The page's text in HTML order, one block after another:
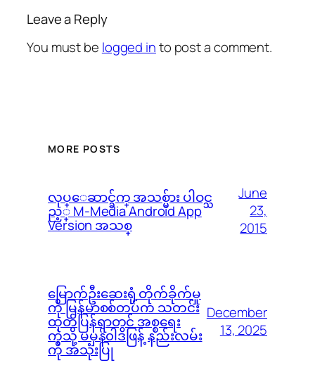
Leave a Reply
You must be logged into post a comment.
MORE POSTS
လုပ္ေဆာင္ခ်က္ အသစ္မ်ား ပါဝင္သ
ည့္ M-Media Android App
Version အသစ္
June
23,
2015
မြောက်ဦးဆေးရုံ တိုက်ခိုက်မှု
ကို မြန်မာစစ်တပ်က သတင်း
ထုတ်ပြန်ရာတွင် အစ္စရေး
ကဲ့သို့ မမှန်၀ါဒဖြန့် နည်းလမ်း
ကို အသုံးပြု
December
13, 2025